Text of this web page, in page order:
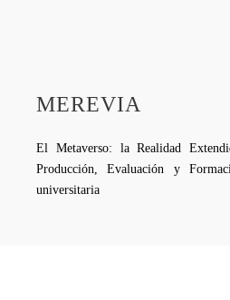
MEREVIA
El Metaverso: la Realidad
Producción, Evaluación y
universitaria